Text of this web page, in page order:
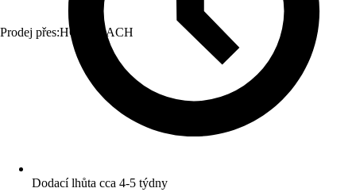
Prodej přes:HORNBACH
Dodací lhůta cca 4-5 týdny